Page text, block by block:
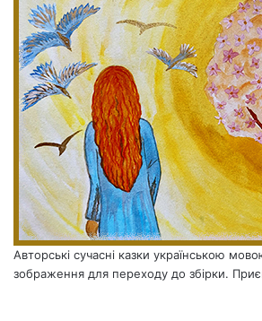
Авторські сучасні казки українською
зображення для переходу до збірки.